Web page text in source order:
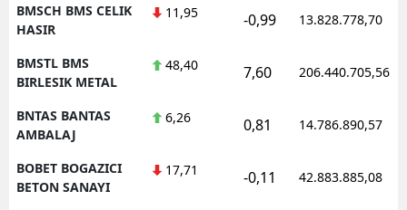
BMSCH BMS CELIK
HASIR
11,95 -0,99 13.828.778,70
BMSTL BMS
BIRLESIK METAL
48,40 7,60 206.440.705,56
BNTAS BANTAS
AMBALAJ
6,26 0,81 14.786.890,57
BOBET BOGAZICI
BETON SANAYI
17,71 -0,11 42.883.885,08